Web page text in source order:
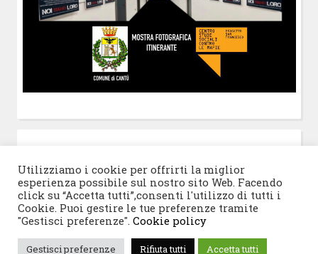
© 2026 Progetto San Francesco |Tema WordPress:
Utilizziamo i cookie per offrirti la miglior
esperienza possibile sul nostro sito Web. Facendo
click su “Accetta tutti”,consenti l'utilizzo di tutti i
Cookie. Puoi gestire le tue preferenze tramite
"Gestisci preferenze". Cookie policy
Gestisci preferenze Rifiuta tutti Accetta tutti